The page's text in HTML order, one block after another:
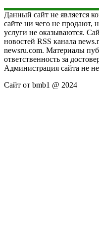
Данный сайт не является
сайте ни чего не продают,
услуги не оказываются.
новостей RSS канала
newsru.com. Материалы
ответственность за
Администрация сайта не
Сайт от bmb1 @ 2024